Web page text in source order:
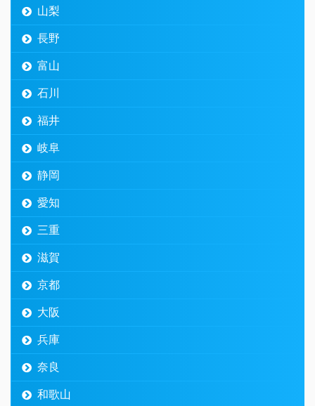
山梨
長野
富山
石川
福井
岐阜
静岡
愛知
三重
滋賀
京都
大阪
兵庫
奈良
和歌山